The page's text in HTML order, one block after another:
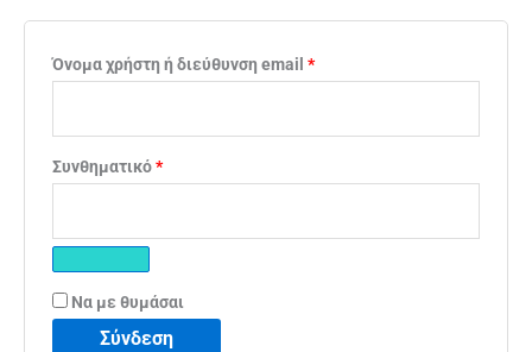
Όνομα χρήστη ή διεύθυνση email *
Συνθηματικό*
Να με θυμάσαι
Σύνδεση